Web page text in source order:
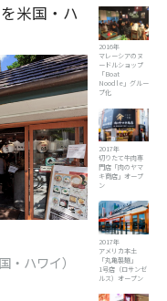
米国・ハ
・ハワイ）
2016年
マレーシアのヌ
ードルショップ
「Boat
Noodle」グルー
プ化
2017年
切りたて牛肉専
門店「肉のヤマ
キ商店」オープ
ン
2017年
アメリカ本土
「丸亀製麺」
1号店（ロサンゼ
ルス）オープン